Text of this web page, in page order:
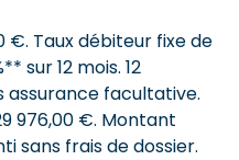
Taux débiteur fixe de
sur 12 mois. 12
assurance facultative.
976,00 €. Montant
sans frais de dossier.